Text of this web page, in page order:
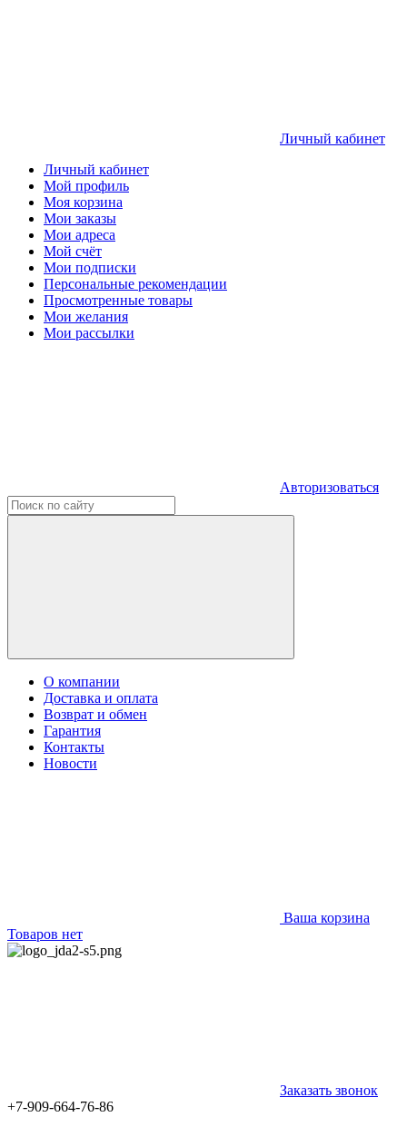
Личный кабинет
Личный кабинет
Мой профиль
Моя корзина
Мои заказы
Мои адреса
Мой счёт
Мои подписки
Персональные рекомендации
Просмотренные товары
Мои желания
Мои рассылки
Авторизоваться
О компании
Доставка и оплата
Возврат и обмен
Гарантия
Контакты
Новости
Ваша корзина
Товаров нет
Заказать звонок
+7-909-664-76-86